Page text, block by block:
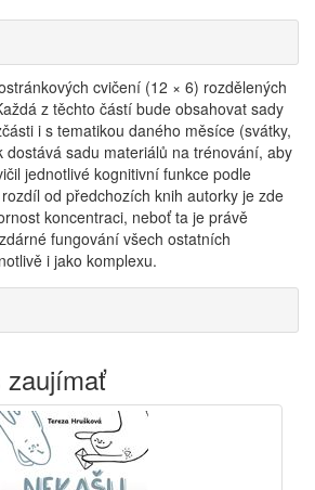
cvičení (12 × 6) rozdělených
z těchto částí bude obsahovat sady
i s tematikou daného měsíce (svátky,
dostává sadu materiálů na trénování, aby
jednotlivé kognitivní funkce podle
od předchozích knih autorky je zde
koncentraci, neboť ta je právě
fungování všech ostatních
i jako komplexu.
zaujímať